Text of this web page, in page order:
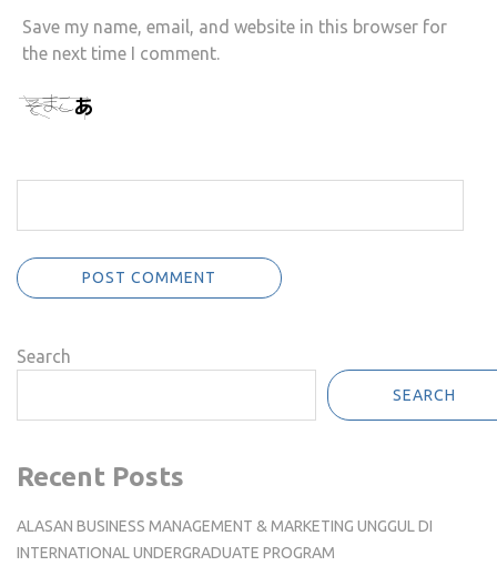
Save my name, email, and website in this browser for
the next time I comment.
Search
SEARCH
Recent Posts
ALASAN BUSINESS MANAGEMENT & MARKETING UNGGUL DI
INTERNATIONAL UNDERGRADUATE PROGRAM